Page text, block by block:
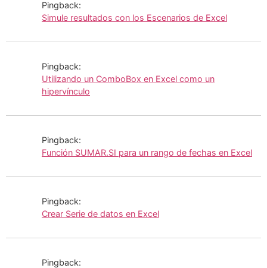
Pingback:
Simule resultados con los Escenarios de Excel
Pingback:
Utilizando un ComboBox en Excel como un
hipervínculo
Pingback:
Función SUMAR.SI para un rango de fechas en Excel
Pingback:
Crear Serie de datos en Excel
Pingback: